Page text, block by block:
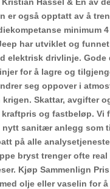
også opptatt av å
minimum
har utviklet og
elektrisk drivlinje.
for å lagre og
seg oppover i
Skattar, avgifter
og fastbeløp. Vi
sanitær anlegg som
på alle
bryst trenger ofte
Kjøp Sammenlign
olje eller vaselin for